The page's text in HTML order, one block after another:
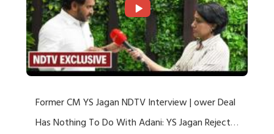
Former CM YS Jagan NDTV Interview | ower Deal
Has Nothing To Do With Adani: YS Jagan Rejects